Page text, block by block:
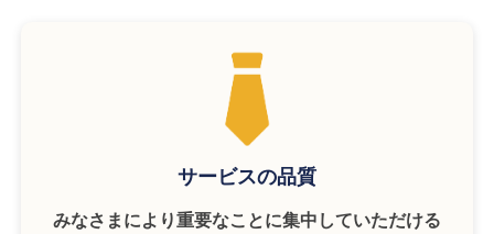
サービスの品質
みなさまにより重要なことに集中していただける